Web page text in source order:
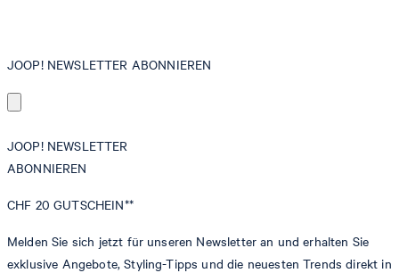
JOOP! NEWSLETTER ABONNIEREN
JOOP! NEWSLETTER
ABONNIEREN
CHF 20 GUTSCHEIN**
Melden Sie sich jetzt für unseren Newsletter an und erhalten Sie
exklusive Angebote, Styling-Tipps und die neuesten Trends direkt in